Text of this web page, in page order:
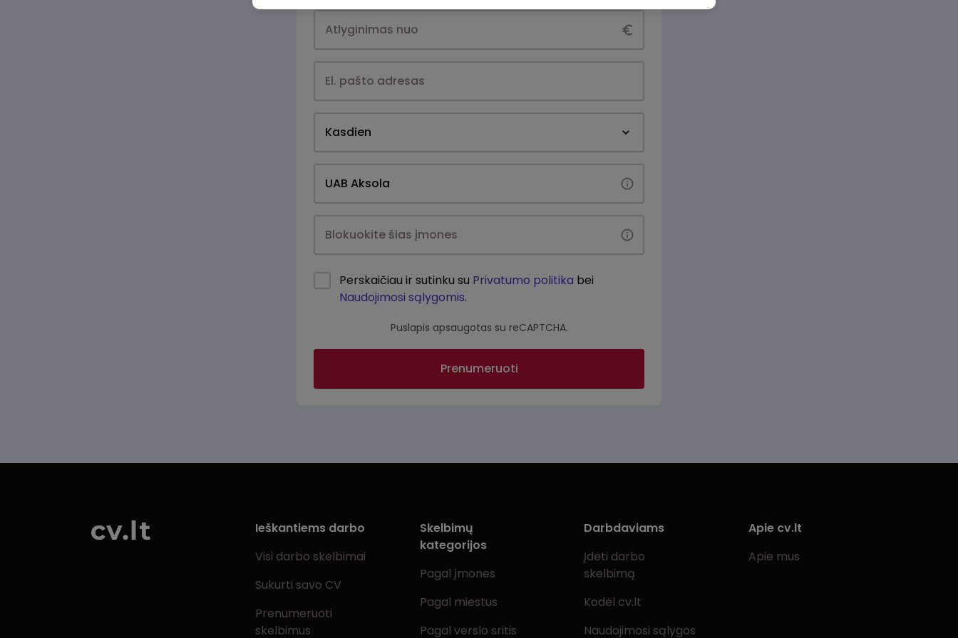
Kasdien
Perskaičiau ir sutinku su Privatumo politika bei
Naudojimosi sąlygomis.
Puslapis apsaugotas su reCAPTCHA.
Prenumeruoti
Ieškantiems darbo
Visi darbo skelbimai
Sukurti savo CV
Prenumeruoti
skelbimus
Skelbimų
kategorijos
Pagal įmones
Pagal miestus
Pagal verslo sritis
Darbdaviams
Įdėti darbo
skelbimą
Kodėl cv.lt
Naudojimosi sąlygos
Apie cv.lt
Apie mus